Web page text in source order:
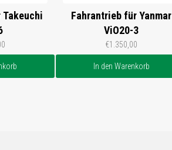
Fahrantrieb für Yanmar
ViO20-3
€1.350,00
In den Warenkorb